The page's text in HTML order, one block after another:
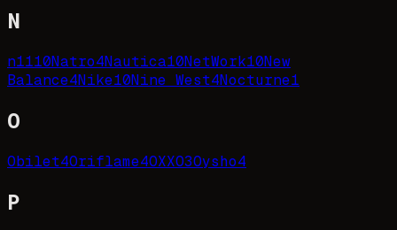
N
n1110Natro4Nautica10NetWork10New
Balance4Nike10Nine West4Nocturne1
O
Obilet4Oriflame4OXXO3Oysho4
P